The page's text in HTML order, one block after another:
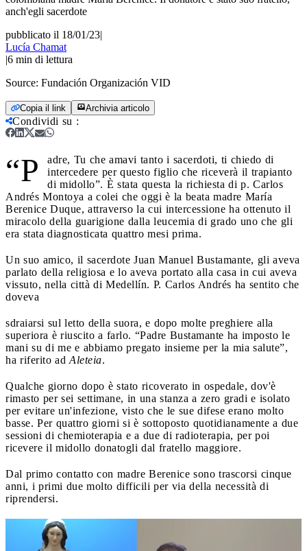
anch'egli sacerdote
pubblicato il 18/01/23|
Lucía Chamat
|6 min di lettura
Source: Fundación Organización VID
Copia il link Archivia articolo
Condividi su :
“P
adre, Tu che amavi tanto i sacerdoti, ti chiedo di
intercedere per questo figlio che riceverà il trapianto
di midollo”. È stata questa la richiesta di p. Carlos
Andrés Montoya a colei che oggi è la beata madre María
Berenice Duque, attraverso la cui intercessione ha ottenuto il
miracolo della guarigione dalla leucemia di grado uno che gli
era stata diagnosticata quattro mesi prima.
Un suo amico, il sacerdote Juan Manuel Bustamante, gli aveva
parlato della religiosa e lo aveva portato alla casa in cui aveva
vissuto, nella città di Medellín. P. Carlos Andrés ha sentito che
doveva
sdraiarsi sul letto della suora, e dopo molte preghiere alla
superiora è riuscito a farlo. “Padre Bustamante ha imposto le
mani su di me e abbiamo pregato insieme per la mia salute”,
ha riferito ad Aleteia.
Qualche giorno dopo è stato ricoverato in ospedale, dov'è
rimasto per sei settimane, in una stanza a zero gradi e isolato
per evitare un'infezione, visto che le sue difese erano molto
basse. Per quattro giorni si è sottoposto quotidianamente a due
sessioni di chemioterapia e a due di radioterapia, per poi
ricevere il midollo donatogli dal fratello maggiore.
Dal primo contatto con madre Berenice sono trascorsi cinque
anni, i primi due molto difficili per via della necessità di
riprendersi.